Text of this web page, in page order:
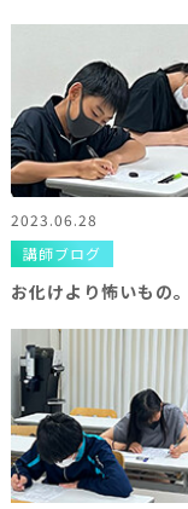
2023.06.28
講師ブログ
お化けより怖いもの。